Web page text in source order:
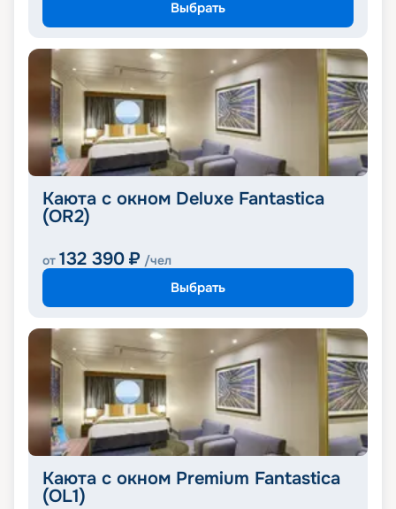
Выбрать
Каюта с окном Deluxe Fantastica
(OR2)
от 132 390 ₽ /чел
Выбрать
Каюта с окном Premium Fantastica
(OL1)